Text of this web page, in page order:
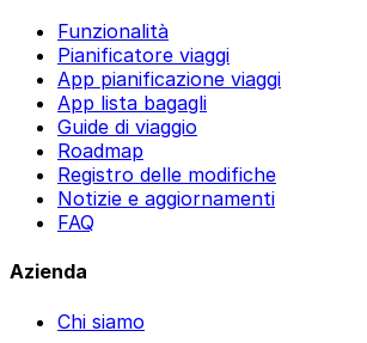
Funzionalità
Pianificatore viaggi
App pianificazione viaggi
App lista bagagli
Guide di viaggio
Roadmap
Registro delle modifiche
Notizie e aggiornamenti
FAQ
Azienda
Chi siamo